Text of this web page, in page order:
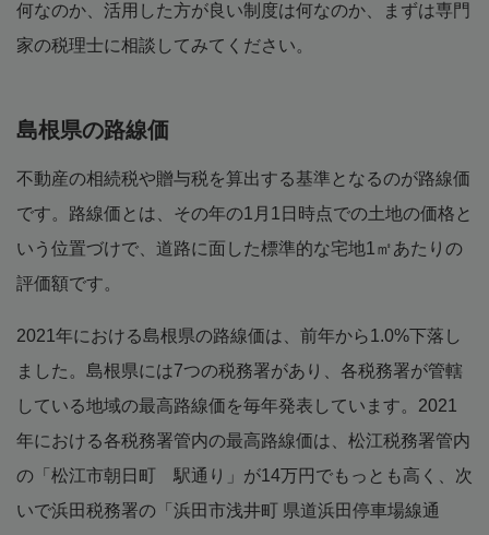
何なのか、活用した方が良い制度は何なのか、まずは専門
家の税理士に相談してみてください。
島根県の路線価
不動産の相続税や贈与税を算出する基準となるのが路線価
です。路線価とは、その年の1月1日時点での土地の価格と
いう位置づけで、道路に面した標準的な宅地1㎡あたりの
評価額です。
2021年における島根県の路線価は、前年から1.0%下落し
ました。島根県には7つの税務署があり、各税務署が管轄
している地域の最高路線価を毎年発表しています。2021
年における各税務署管内の最高路線価は、松江税務署管内
の「松江市朝日町 駅通り」が14万円でもっとも高く、次
いで浜田税務署の「浜田市浅井町 県道浜田停車場線通